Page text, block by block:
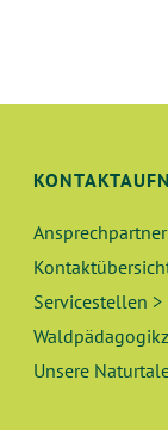
Servicestellen >
Unsere